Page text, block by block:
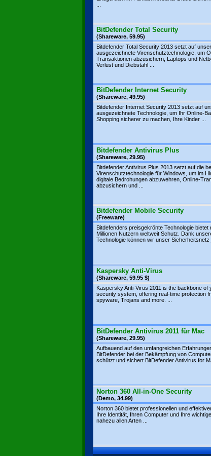
BitDefender Total Security
(Shareware, 59.95)
Bitdefender Total Security 2013 setzt auf
ausgezeichnete Virenschutztechnologie, um
Transaktionen abzusichern, Laptops und
Verlust und Diebstahl ...
BitDefender Internet Security
(Shareware, 49.95)
Bitdefender Internet Security 2013 setzt auf
ausgezeichnete Technologie, um Ihr Online-
Shopping sicherer zu machen, Ihre Kinder ...
Bitdefender Antivirus Plus
(Shareware, 29.95)
Bitdefender Antivirus Plus 2013 setzt auf die
Virenschutztechnologie für Windows, um im
digitale Bedrohungen abzuwehren, Online-
abzusichern und ...
Bitdefender Mobile Security
(Freeware)
Bitdefenders preisgekrönte Technologie bietet
Millionen Nutzern weltweit Schutz. Dank
Technologie können wir unser Sicherheitsnetz
Kaspersky Anti-Virus
(Shareware, 59.95 $)
Kaspersky Anti-Virus 2011 is the backbone of
security system, offering real-time protection
spyware, Trojans and more. ...
BitDefender Antivirus 2011 für Mac
(Shareware, 29.95)
Aufbauend auf den umfangreichen
BitDefender bei der Bekämpfung von
schützt und sichert BitDefender Antivirus for
Norton 360 All-in-One Security
(Demo, 34.99)
Norton 360 bietet professionellen und
Ihre Identität, Ihren Computer und Ihre
nahezu allen Arten ...